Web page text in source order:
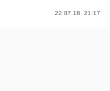
22.07.18. 21:17